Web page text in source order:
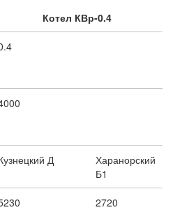
Котел КВр-0.4
Д
Харанорский
Б1
2720